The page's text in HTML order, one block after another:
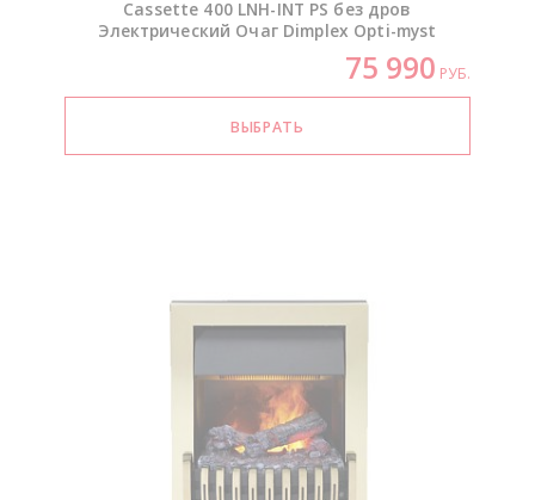
Cassette 400 LNH-INT PS без дров
Электрический Очаг Dimplex Opti-myst
75 990 РУБ.